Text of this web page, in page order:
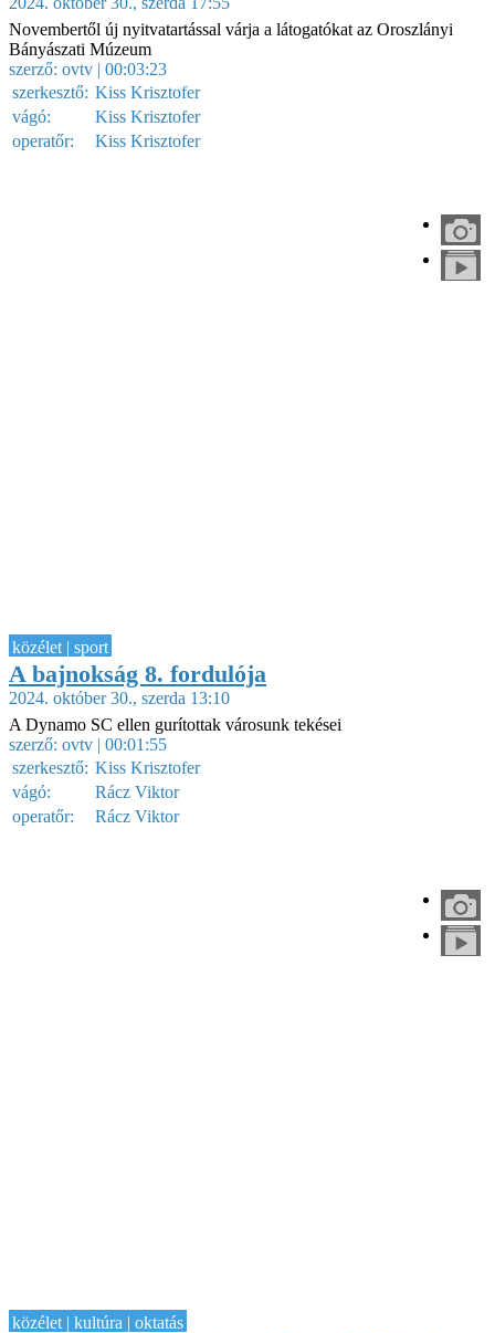
Novembertől új nyitvatartással várja a látogatókat az Oroszlányi
Bányászati Múzeum
szerző: ovtv | 00:03:23
szerkesztő: Kiss Krisztofer
vágó:
Kiss Krisztofer
operatőr:
Kiss Krisztofer
közélet | sport
A bajnokság 8. fordulója
2024. október 30., szerda 13:10
A Dynamo SC ellen gurítottak városunk tekései
szerző: ovtv | 00:01:55
szerkesztő: Kiss Krisztofer
vágó:
Rácz Viktor
operatőr:
Rácz Viktor
közélet | kultúra | oktatás